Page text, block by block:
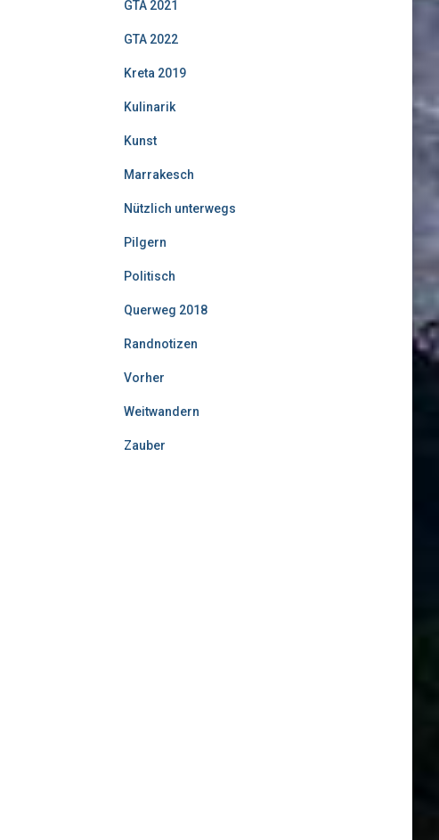
GTA 2021
GTA 2022
Kreta 2019
Kulinarik
Kunst
Marrakesch
Nützlich unterwegs
Pilgern
Politisch
Querweg 2018
Randnotizen
Vorher
Weitwandern
Zauber